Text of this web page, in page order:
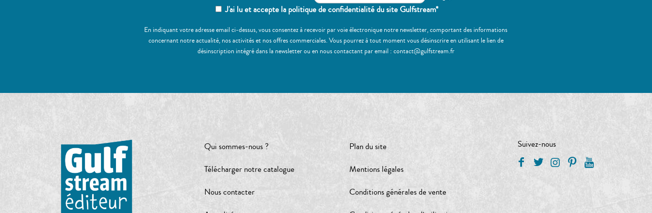
J'ai lu et accepte la politique de confidentialité du site Gulfstream*
En indiquant votre adresse email ci-dessus, vous consentez à recevoir par voie électronique notre newsletter, comportant des informations
concernant notre actualité, nos activités et nos offres commerciales. Vous pourrez à tout moment vous désinscrire en utilisant le lien de
désinscription intégré dans la newsletter ou en nous contactant par email : contact@gulfstream.fr
Qui sommes-nous ?
Télécharger notre catalogue
Nous contacter
Plan du site
Mentions légales
Conditions générales de vente
Suivez-nous